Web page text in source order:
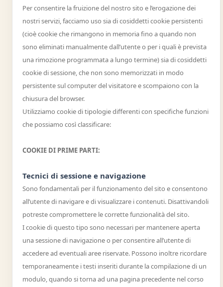
Per consentire la fruizione del nostro sito e l’erogazione dei
nostri servizi, facciamo uso sia di cosiddetti cookie persistenti
(cioè cookie che rimangono in memoria fino a quando non
sono eliminati manualmente dall’utente o per i quali è prevista
una rimozione programmata a lungo termine) sia di cosiddetti
cookie di sessione, che non sono memorizzati in modo
persistente sul computer del visitatore e scompaiono con la
chiusura del browser.
Utilizziamo cookie di tipologie differenti con specifiche funzioni
che possiamo così classificare:
COOKIE DI PRIME PARTI:
Tecnici di sessione e navigazione
Sono fondamentali per il funzionamento del sito e consentono
all’utente di navigare e di visualizzare i contenuti. Disattivandoli
potreste compromettere le corrette funzionalità del sito.
I cookie di questo tipo sono necessari per mantenere aperta
una sessione di navigazione o per consentire all’utente di
accedere ad eventuali aree riservate. Possono inoltre ricordare
temporaneamente i testi inseriti durante la compilazione di un
modulo, quando si torna ad una pagina precedente nel corso